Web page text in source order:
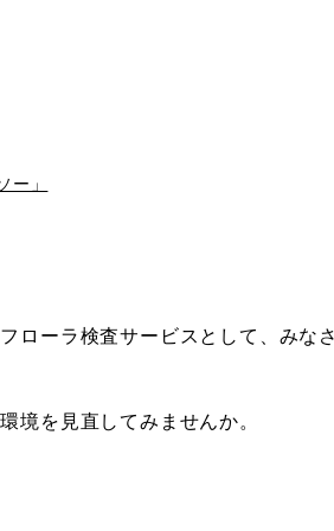
ー」
ローラ検査サービスとして、みな
境を見直してみませんか。